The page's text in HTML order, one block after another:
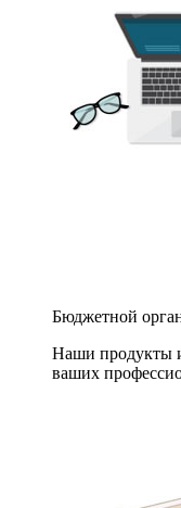
Бюджетной
Наши продукты
ваших